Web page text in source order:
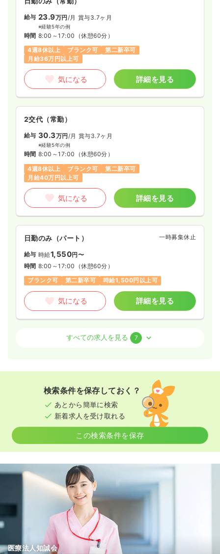
日勤のみ（パート）
給与 時給1,500 円〜
オンコールあり
第二新卒可 時給1,500円以上可
時間 8:30～17:00 （休憩60分）
日祝休み
年間休日120日
気になる
給与 23.9万円 /月 賞与3.7ヶ月
※経験5年の例
時間 8:00～17:00 （休憩60分）
4週8休以上
ブランク可
第二新卒可
月給36万円以上可
気になる 詳細を見る
2交代（常勤）
給与 30.3万円/月 賞与3.7ヶ月
※経験5年の例
時間 8:00～17:00 （休憩60分）
4週8休以上
ブランク可
第二新卒可
月給40万円以上可
気になる 詳細を見る
日勤のみ（パート） 一時募集休止
給与 時給1,550円〜
時間 8:00～17:00 （休憩60分）
ブランク可
第二新卒可 時給1,500円以上可
気になる 詳細を見る
正・准看護師
8:00～17:00（休憩60分）
日曜休み
4週8休以上 第二新卒可 月給27万円以上可
気になる 詳細を見る
外来正看護師
日勤のみ（常勤）
/月 賞与3.7ヶ月
※経験5年の例
9:00～18:00
（休憩60分）
4週8休以上
ブランク可
第二新卒可
月給38万円以上可
すべての求人を見る 7
検索条件を保存しておく？
あとから簡単に検索
新着求人を受け取れる
この検索条件を保存
医療法人知誠会